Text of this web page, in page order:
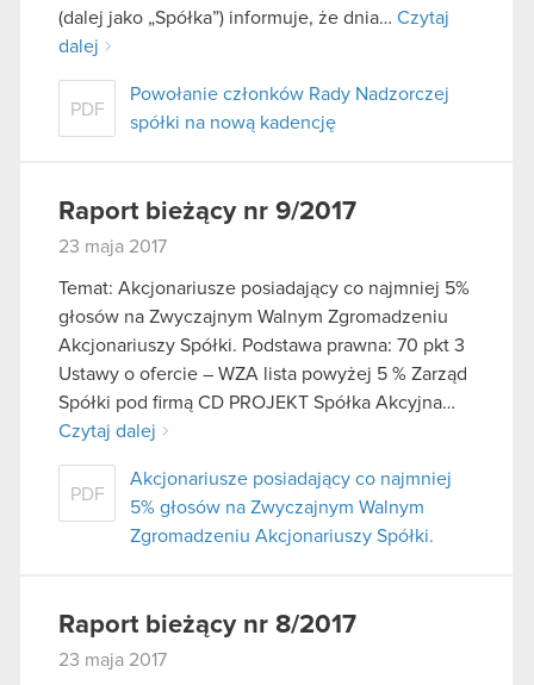
(dalej jako „Spółka”) informuje, że dnia… Czytaj
dalej
PDF
Powołanie członków Rady Nadzorczej
spółki na nową kadencję
Raport bieżący nr 9/2017
23 maja 2017
Temat: Akcjonariusze posiadający co najmniej 5%
głosów na Zwyczajnym Walnym Zgromadzeniu
Akcjonariuszy Spółki. Podstawa prawna: 70 pkt 3
Ustawy o ofercie – WZA lista powyżej 5 % Zarząd
Spółki pod firmą CD PROJEKT Spółka Akcyjna…
Czytaj dalej
PDF
Akcjonariusze posiadający co najmniej
5% głosów na Zwyczajnym Walnym
Zgromadzeniu Akcjonariuszy Spółki.
Raport bieżący nr 8/2017
23 maja 2017